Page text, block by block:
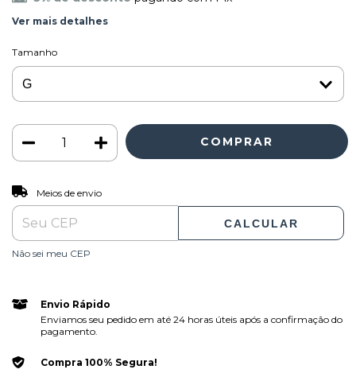
Ver mais detalhes
Tamanho
Entregas para o CEP:
Meios de envio
CALCULAR
Não sei meu CEP
Envio Rápido
Enviamos seu pedido em até 24 horas úteis após a confirmação do
pagamento.
Compra 100% Segura!